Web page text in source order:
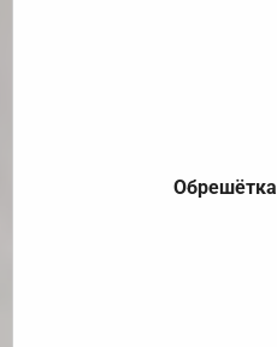
Обрешётка